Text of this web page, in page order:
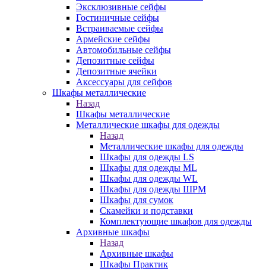
Эксклюзивные сейфы
Гостиничные сейфы
Встраиваемые сейфы
Армейские сейфы
Автомобильные сейфы
Депозитные сейфы
Депозитные ячейки
Аксессуары для сейфов
Шкафы металлические
Назад
Шкафы металлические
Металлические шкафы для одежды
Назад
Металлические шкафы для одежды
Шкафы для одежды LS
Шкафы для одежды ML
Шкафы для одежды WL
Шкафы для одежды ШРМ
Шкафы для сумок
Скамейки и подставки
Комплектующие шкафов для одежды
Архивные шкафы
Назад
Архивные шкафы
Шкафы Практик